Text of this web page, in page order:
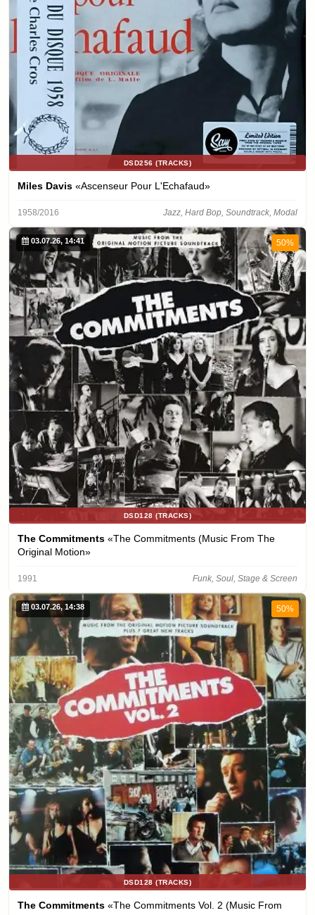
DSD256 (TRACKS)
Miles Davis «Ascenseur Pour L'Echafaud»
1958/2016 Jazz, Hard Bop, Soundtrack, Modal
03.07.26, 14:41 50%
DSD128 (TRACKS)
The Commitments «The Commitments (Music From The
Original Motion»
1991 Funk, Soul, Stage & Screen
03.07.26, 14:38 50%
DSD128 (TRACKS)
The Commitments «The Commitments Vol. 2 (Music From